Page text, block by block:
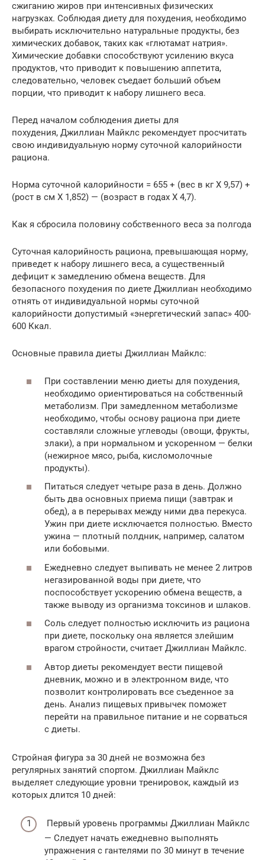
сжиганию жиров при интенсивных физических
нагрузках. Соблюдая диету для похудения, необходимо
выбирать исключительно натуральные продукты, без
химических добавок, таких как «глютамат натрия».
Химические добавки способствуют усилению вкуса
продуктов, что приводит к повышению аппетита,
следовательно, человек съедает больший объем
порции, что приводит к набору лишнего веса.
Перед началом соблюдения диеты для
похудения, Джиллиан Майклс рекомендует просчитать
свою индивидуальную норму суточной калорийности
рациона.
Норма суточной калорийности = 655 + (вес в кг X 9,57) +
(рост в см X 1,852) — (возраст в годах X 4,7).
Как я сбросила половину собственного веса за полгода
Суточная калорийность рациона, превышающая норму,
приведет к набору лишнего веса, а существенный
дефицит к замедлению обмена веществ. Для
безопасного похудения по диете Джиллиан необходимо
отнять от индивидуальной нормы суточной
калорийности допустимый «энергетический запас» 400-
600 Ккал.
Основные правила диеты Джиллиан Майклс:
При составлении меню диеты для похудения,
необходимо ориентироваться на собственный
метаболизм. При замедленном метаболизме
необходимо, чтобы основу рациона при диете
составляли сложные углеводы (овощи, фрукты,
злаки), а при нормальном и ускоренном — белки
(нежирное мясо, рыба, кисломолочные
продукты).
Питаться следует четыре раза в день. Должно
быть два основных приема пищи (завтрак и
обед), а в перерывах между ними два перекуса.
Ужин при диете исключается полностью. Вместо
ужина — плотный полдник, например, салатом
или бобовыми.
Ежедневно следует выпивать не менее 2 литров
негазированной воды при диете, что
поспособствует ускорению обмена веществ, а
также выводу из организма токсинов и шлаков.
Соль следует полностью исключить из рациона
при диете, поскольку она является злейшим
врагом стройности, считает Джиллиан Майклс.
Автор диеты рекомендует вести пищевой
дневник, можно и в электронном виде, что
позволит контролировать все съеденное за
день. Анализ пищевых привычек поможет
перейти на правильное питание и не сорваться
с диеты.
Стройная фигура за 30 дней не возможна без
регулярных занятий спортом. Джиллиан Майклс
выделяет следующие уровни тренировок, каждый из
которых длится 10 дней:
Первый уровень программы Джиллиан Майклс
— Следует начать ежедневно выполнять
упражнения с гантелями по 30 минут в течение